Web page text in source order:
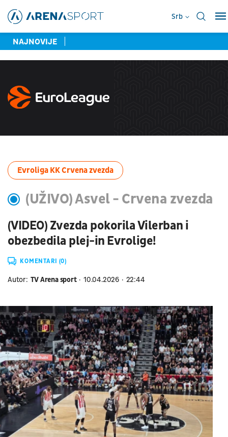
Srb
NAJNOVIJE
Evroliga KK Crvena zvezda
(UŽIVO) Asvel - Crvena zvezda
(VIDEO) Zvezda pokorila Vilerban i
obezbedila plej-in Evrolige!
KOMENTARI (0)
Autor: TV Arena sport 10.04.2026 22:44